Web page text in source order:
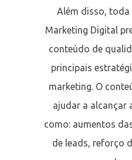
Além disso, toda
Marketing Digital
conteúdo de
principais
marketing. O
ajudar a alcançar
como: aumentos
de leads, reforço